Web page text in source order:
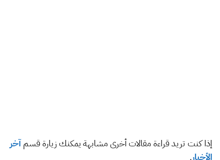
إذا كنت تريد قراءة مقالات أخرى مشابهة يمكنك زيارة قسمآخر
الأخبار.